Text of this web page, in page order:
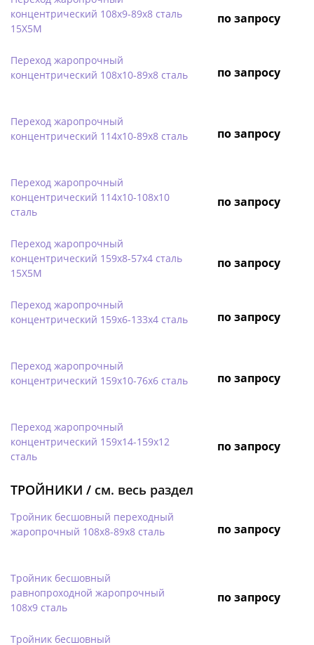
концентрический 108х9-89х8 сталь
15Х5М
по запросу
Переход жаропрочный
концентрический 108х10-89х8 сталь
по запросу
Переход жаропрочный
концентрический 114х10-89х8 сталь
по запросу
Переход жаропрочный
концентрический 114х10-108х10
сталь
по запросу
Переход жаропрочный
концентрический 159х8-57х4 сталь
15Х5М
по запросу
Переход жаропрочный
концентрический 159х6-133х4 сталь
по запросу
Переход жаропрочный
концентрический 159х10-76х6 сталь
по запросу
Переход жаропрочный
концентрический 159х14-159х12
сталь
по запросу
ТРОЙНИКИ / см. весь раздел
Тройник бесшовный переходный
жаропрочный 108х8-89х8 сталь
по запросу
Тройник бесшовный
равнопроходной жаропрочный
108х9 сталь
по запросу
Тройник бесшовный